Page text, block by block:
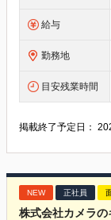
給与
勤務地
目安残業時間
掲載終了予定日：
NEW 正社員
株式会社カメラ